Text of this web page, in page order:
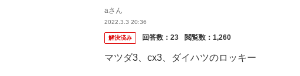
aさん
2022.3.3 20:36
解決済み 回答数： 23 閲覧数： 1,260
マツダ3、cx3、ダイハツのロッキー